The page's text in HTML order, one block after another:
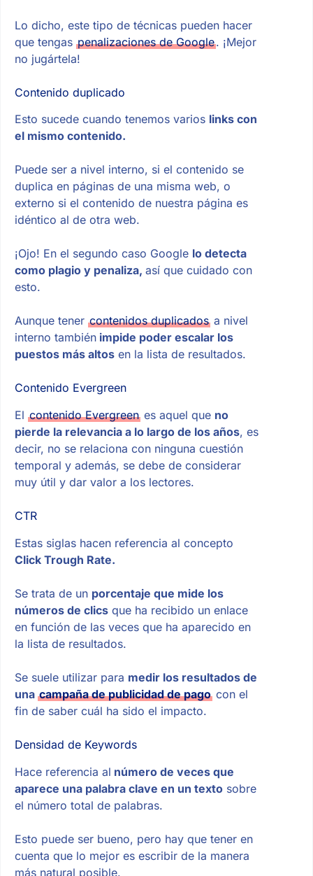
Lo dicho, este tipo de técnicas pueden hacer
que tengas penalizaciones de Google. ¡Mejor
no jugártela!
Contenido duplicado
Esto sucede cuando tenemos varios links con
el mismo contenido.
Puede ser a nivel interno, si el contenido se
duplica en páginas de una misma web, o
externo si el contenido de nuestra página es
idéntico al de otra web.
¡Ojo! En el segundo caso Google lo detecta
como plagio y penaliza, así que cuidado con
esto.
Aunque tener contenidos duplicadosa nivel
interno tambiénimpide poder escalar los
puestos más altosen la lista de resultados.
Contenido Evergreen
El contenido Evergreenes aquel que no
pierde la relevancia a lo largo de los años, es
decir, no se relaciona con ninguna cuestión
temporal y además, se debe de considerar
muy útil y dar valor a los lectores.
CTR
Estas siglas hacen referencia al concepto
Click Trough Rate.
Se trata de un porcentaje que mide los
números de clicsque ha recibido un enlace
en función de las veces que ha aparecido en
la lista de resultados.
Se suele utilizar para medir los resultados de
una campaña de publicidad de pagocon el
fin de saber cuál ha sido el impacto.
Densidad de Keywords
Hace referencia al número de veces que
aparece una palabra clave en un textosobre
el número total de palabras.
Esto puede ser bueno, pero hay que tener en
cuenta que lo mejor es escribir de la manera
más natural posible.